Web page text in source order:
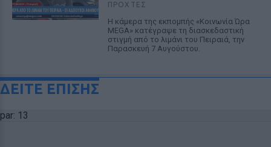
ΠΡΟΧΤΈΣ
Η κάμερα της εκπομπής «Κοινωνία Ώρα
MEGA» κατέγραψε τη διασκεδαστική
στιγμή από το λιμάνι του Πειραιά, την
Παρασκευή 7 Αυγούστου.
ΔΕΙΤΕ ΕΠΙΣΗΣ
par: 13